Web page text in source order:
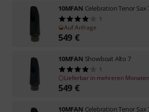
10MFAN Celebration Tenor Sax
1
Auf Anfrage
549 €
10MFAN Showboat Alto 7
1
Lieferbar in mehreren Monaten
549 €
10MFAN Celebration Tenor